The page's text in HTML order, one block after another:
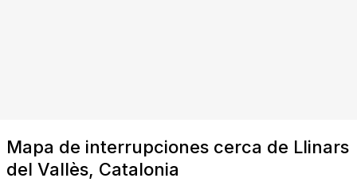
Mapa de interrupciones cerca de Llinars
del Vallès, Catalonia